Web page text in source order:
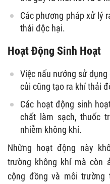
Các phương pháp xử lý
thải độc hại.
Hoạt Động Sinh Hoạt
Việc nấu nướng sử
củi cũng tạo ra khí thải
Các hoạt động sinh
chất làm sạch, thuốc
nhiễm không khí.
Những hoạt động này
trường không khí mà còn
cộng đồng và môi trường